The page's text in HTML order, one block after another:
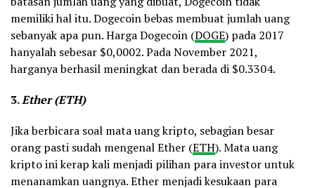
memiliki hal itu. Dogecoin bebas membuat jumlah uang
sebanyak apa pun. Harga Dogecoin (DOGE) pada 2017
hanyalah sebesar $0,0002. Pada November 2021,
harganya berhasil meningkat dan berada di $0.3304.
3.Ether (ETH)
Jika berbicara soal mata uang kripto, sebagian besar
orang pasti sudah mengenal Ether (ETH). Mata uang
kripto ini kerap kali menjadi pilihan para investor untuk
menanamkan uangnya. Ether menjadi kesukaan para